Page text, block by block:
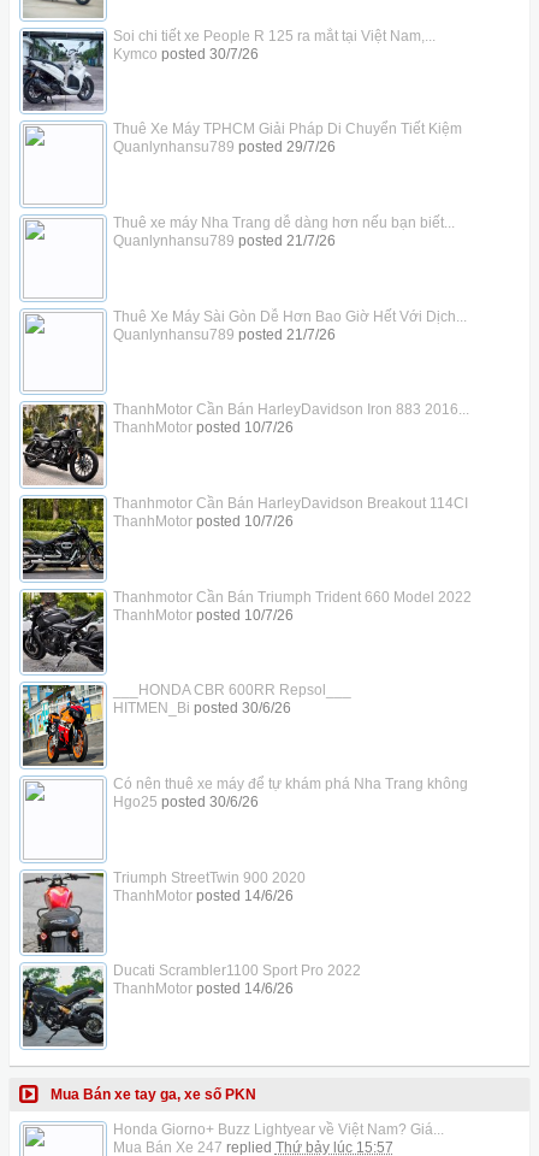
Soi chi tiết xe People R 125 ra mắt tại Việt Nam,...
Kymco posted 30/7/26
Thuê Xe Máy TPHCM Giải Pháp Di Chuyển Tiết Kiệm
Quanlynhansu789 posted 29/7/26
Thuê xe máy Nha Trang dễ dàng hơn nếu bạn biết...
Quanlynhansu789 posted 21/7/26
Thuê Xe Máy Sài Gòn Dễ Hơn Bao Giờ Hết Với Dịch...
Quanlynhansu789 posted 21/7/26
ThanhMotor Cần Bán HarleyDavidson Iron 883 2016...
ThanhMotorposted 10/7/26
Thanhmotor Cần Bán HarleyDavidson Breakout 114CI
ThanhMotorposted 10/7/26
Thanhmotor Cần Bán Triumph Trident 660 Model 2022
ThanhMotorposted 10/7/26
___HONDA CBR 600RR Repsol___
HITMEN_Bi posted 30/6/26
Có nên thuê xe máy để tự khám phá Nha Trang không
Hgo25 posted 30/6/26
Triumph StreetTwin 900 2020
ThanhMotorposted 14/6/26
Ducati Scrambler1100 Sport Pro 2022
ThanhMotorposted 14/6/26
Mua Bán xe tay ga, xe số PKN
Honda Giorno+ Buzz Lightyear về Việt Nam? Giá...
Mua Bán Xe 247 replied Thứ bảy lúc 15:57